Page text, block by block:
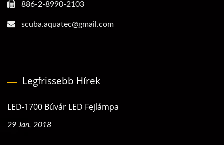
886-2-8990-2103
scuba.aquatec@gmail.com
Legfrissebb Hírek
LED-1700 Búvár LED Fejlámpa
29 Jan, 2018